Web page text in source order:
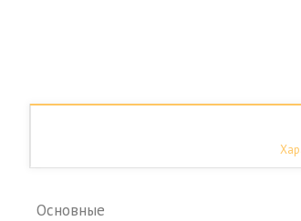
Основные